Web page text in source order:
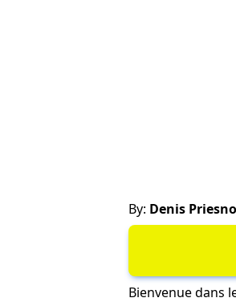
By: Denis
Bienvenue dans